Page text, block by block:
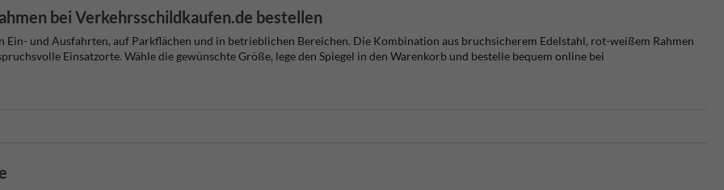
bei Verkehrsschildkaufen.de bestellen
Ein- und Ausfahrten, auf Parkflächen und in betrieblichen Bereichen. Die Kombination aus bruchsicherem Edelstahl, rot-weißem Rahmen
Einsatzorte. Wähle die gewünschte Größe, lege den Spiegel in den Warenkorb und bestelle bequem online bei